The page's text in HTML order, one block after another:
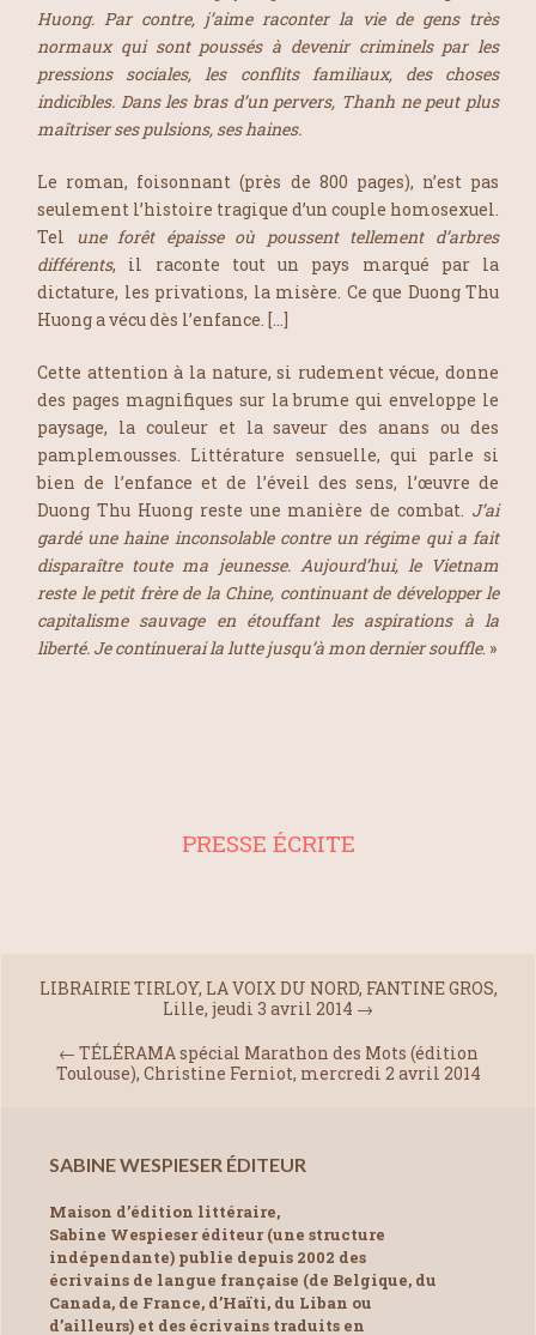
Huong. Par contre, j’aime raconter la vie de gens très
normaux qui sont poussés à devenir criminels par les
pressions sociales, les conflits familiaux, des choses
indicibles. Dans les bras d’un pervers, Thanh ne peut plus
maîtriser ses pulsions, ses haines.
Le roman, foisonnant (près de 800 pages), n’est pas
seulement l’histoire tragique d’un couple homosexuel.
Tel une forêt épaisse où poussent tellement d’arbres
différents, il raconte tout un pays marqué par la
dictature, les privations, la misère. Ce que Duong Thu
Huong a vécu dès l’enfance. […]
Cette attention à la nature, si rudement vécue, donne
des pages magnifiques sur la brume qui enveloppe le
paysage, la couleur et la saveur des anans ou des
pamplemousses. Littérature sensuelle, qui parle si
bien de l’enfance et de l’éveil des sens, l’œuvre de
Duong Thu Huong reste une manière de combat. J’ai
gardé une haine inconsolable contre un régime qui a fait
disparaître toute ma jeunesse. Aujourd’hui, le Vietnam
reste le petit frère de la Chine, continuant de développer le
capitalisme sauvage en étouffant les aspirations à la
liberté. Je continuerai la lutte jusqu’à mon dernier souffle. »
PRESSE ÉCRITE
LIBRAIRIE TIRLOY, LA VOIX DU NORD, FANTINE GROS,
Lille, jeudi 3 avril 2014 →
← TÉLÉRAMA spécial Marathon des Mots (édition
Toulouse), Christine Ferniot, mercredi 2 avril 2014
SABINE WESPIESER ÉDITEUR
Maison d’édition littéraire,
Sabine Wespieser éditeur (une structure
indépendante) publie depuis 2002 des
écrivains de langue française (de Belgique, du
Canada, de France, d’Haïti, du Liban ou
d’ailleurs) et des écrivains traduits en